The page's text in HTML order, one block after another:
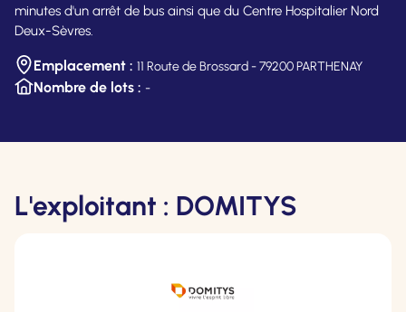
minutes d'un arrêt de bus ainsi que du Centre Hospitalier Nord
Deux-Sèvres.
Emplacement : 11 Route de Brossard - 79200 PARTHENAY
Nombre de lots : -
L'exploitant : DOMITYS